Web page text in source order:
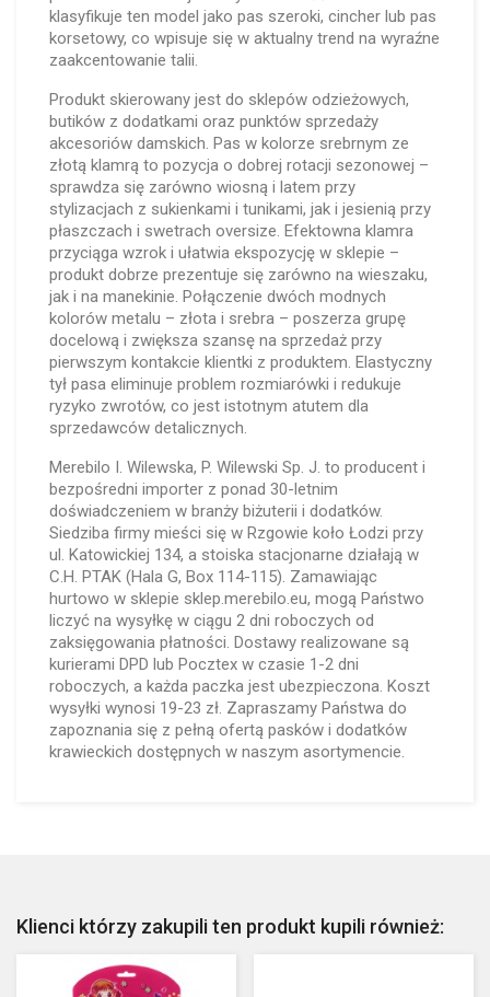
klasyfikuje ten model jako pas szeroki, cincher lub pas
korsetowy, co wpisuje się w aktualny trend na wyraźne
zaakcentowanie talii.
Produkt skierowany jest do sklepów odzieżowych,
butików z dodatkami oraz punktów sprzedaży
akcesoriów damskich. Pas w kolorze srebrnym ze
złotą klamrą to pozycja o dobrej rotacji sezonowej –
sprawdza się zarówno wiosną i latem przy
stylizacjach z sukienkami i tunikami, jak i jesienią przy
płaszczach i swetrach oversize. Efektowna klamra
przyciąga wzrok i ułatwia ekspozycję w sklepie –
produkt dobrze prezentuje się zarówno na wieszaku,
jak i na manekinie. Połączenie dwóch modnych
kolorów metalu – złota i srebra – poszerza grupę
docelową i zwiększa szansę na sprzedaż przy
pierwszym kontakcie klientki z produktem. Elastyczny
tył pasa eliminuje problem rozmiarówki i redukuje
ryzyko zwrotów, co jest istotnym atutem dla
sprzedawców detalicznych.
Merebilo I. Wilewska, P. Wilewski Sp. J. to producent i
bezpośredni importer z ponad 30-letnim
doświadczeniem w branży biżuterii i dodatków.
Siedziba firmy mieści się w Rzgowie koło Łodzi przy
ul. Katowickiej 134, a stoiska stacjonarne działają w
C.H. PTAK (Hala G, Box 114-115). Zamawiając
hurtowo w sklepie sklep.merebilo.eu, mogą Państwo
liczyć na wysyłkę w ciągu 2 dni roboczych od
zaksięgowania płatności. Dostawy realizowane są
kurierami DPD lub Pocztex w czasie 1-2 dni
roboczych, a każda paczka jest ubezpieczona. Koszt
wysyłki wynosi 19-23 zł. Zapraszamy Państwa do
zapoznania się z pełną ofertą pasków i dodatków
krawieckich dostępnych w naszym asortymencie.
Klienci którzy zakupili ten produkt kupili również: